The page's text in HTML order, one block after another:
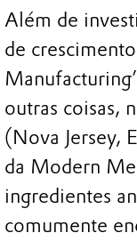
Além de
de
outras coisas,
(Nova Jersey,
da Modern
ingredientes
comumente